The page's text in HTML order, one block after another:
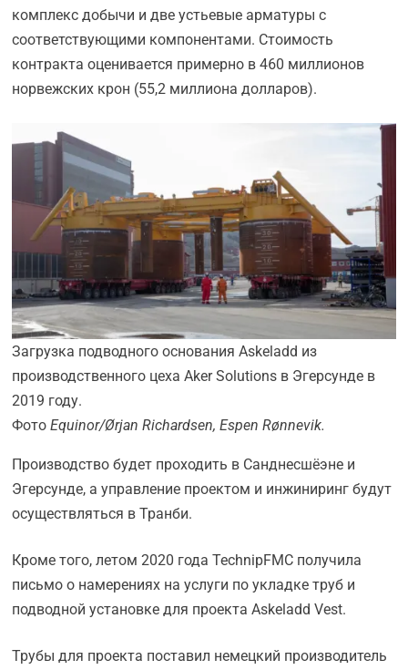
комплекс добычи и две устьевые арматуры с
соответствующими компонентами. Стоимость
контракта оценивается примерно в 460 миллионов
норвежских крон (55,2 миллиона долларов).
Загрузка подводного основания Askeladd из
производственного цеха Aker Solutions в Эгерсунде в
2019 году.
ФотоEquinor/Ørjan Richardsen, Espen Rønnevik.
Производство будет проходить в Санднесшёэне и
Эгерсунде, а управление проектом и инжиниринг будут
осуществляться в Транби.
Кроме того, летом 2020 года TechnipFMC получила
письмо о намерениях на услуги по укладке труб и
подводной установке для проекта Askeladd Vest.
Трубы для проекта поставил немецкий производитель